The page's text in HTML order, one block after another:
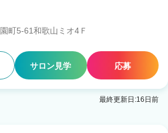
町5-61和歌山ミオ4Ｆ
サロン見学 応募
最終更新日:16日前